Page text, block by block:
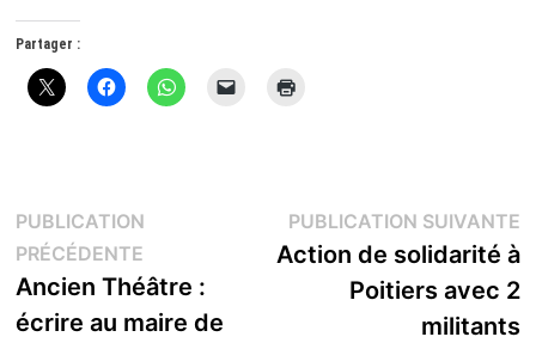
Partager :
Navigation
de
l’article
PUBLICATION
PRÉCÉDENTEPublication
précédente :
Ancien Théâtre :
écrire au maire de
PUBLICATION SUIVANTE
Action de solidarité à
Poitiers avec 2
militants